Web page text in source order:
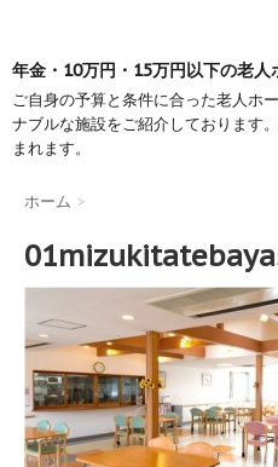
年金・10万円・15万円以下の老人
ご自身の予算と条件に合った老人ホ
ナブルな施設をご紹介しております
まれます。
ホーム >